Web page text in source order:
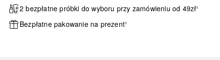
2 bezpłatne próbki do wyboru przy zamówieniu od 49zł¹
Bezpłatne pakowanie na prezent¹